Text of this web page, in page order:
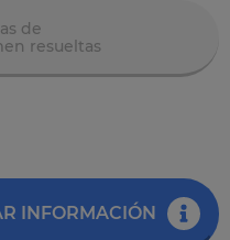
de
resueltas
INFORMACIÓN